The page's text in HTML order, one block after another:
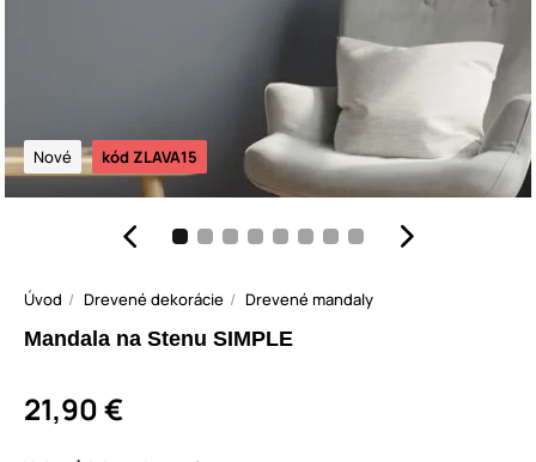
Nové kód ZLAVA15
Úvod Drevené dekorácie Drevené mandaly
Mandala na Stenu SIMPLE
21,90 €